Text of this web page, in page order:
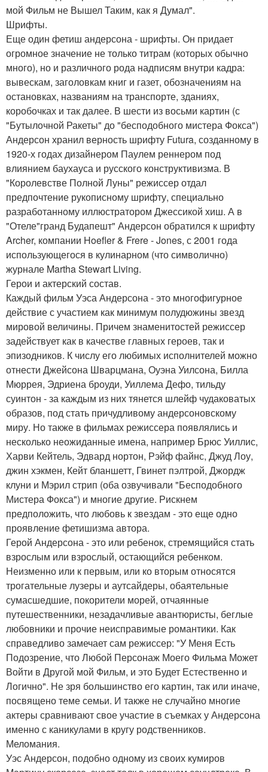
мой Фильм не Вышел Таким, как я Думал".
Шрифты.
Еще один фетиш андерсона - шрифты. Он придает
огромное значение не только титрам (которых обычно
много), но и различного рода надписям внутри кадра:
вывескам, заголовкам книг и газет, обозначениям на
остановках, названиям на транспорте, зданиях,
коробочках и так далее. В шести из восьми картин (с
"Бутылочной Ракеты" до "бесподобного мистера Фокса")
Андерсон хранил верность шрифту Futura, созданному в
1920-х годах дизайнером Паулем реннером под
влиянием баухауса и русского конструктивизма. В
"Королевстве Полной Луны" режиссер отдал
предпочтение рукописному шрифту, специально
разработанному иллюстратором Джессикой хиш. А в
"Отеле"гранд Будапешт" Андерсон обратился к шрифту
Archer, компании Hoefler & Frere - Jones, с 2001 года
использующегося в кулинарном (что символично)
журнале Martha Stewart Living.
Герои и актерский состав.
Каждый фильм Уэса Андерсона - это многофигурное
действие с участием как минимум полудюжины звезд
мировой величины. Причем знаменитостей режиссер
задействует как в качестве главных героев, так и
эпизодников. К числу его любимых исполнителей можно
отнести Джейсона Шварцмана, Оуэна Уилсона, Билла
Мюррея, Эдриена броуди, Уиллема Дефо, тильду
суинтон - за каждым из них тянется шлейф чудаковатых
образов, под стать причудливому андерсоновскому
миру. Но также в фильмах режиссера появлялись и
несколько неожиданные имена, например Брюс Уиллис,
Харви Кейтель, Эдвард нортон, Рэйф файнс, Джуд Лоу,
джин хэкмен, Кейт бланшетт, Гвинет пэлтрой, Джордж
клуни и Мэрил стрип (оба озвучивали "Бесподобного
Мистера Фокса") и многие другие. Рискнем
предположить, что любовь к звездам - это еще одно
проявление фетишизма автора.
Герой Андерсона - это или ребенок, стремящийся стать
взрослым или взрослый, остающийся ребенком.
Неизменно или к первым, или ко вторым относятся
трогательные лузеры и аутсайдеры, обаятельные
сумасшедшие, покорители морей, отчаянные
путешественники, незадачливые авантюристы, беглые
любовники и прочие неисправимые романтики. Как
справедливо замечает сам режиссер: "У Меня Есть
Подозрение, что Любой Персонаж Моего Фильма Может
Войти в Другой мой Фильм, и это Будет Естественно и
Логично". Не зря большинство его картин, так или иначе,
посвящено теме семьи. И также не случайно многие
актеры сравнивают свое участие в съемках у Андерсона
именно с каникулами в кругу родственников.
Меломания.
Уэс Андерсон, подобно одному из своих кумиров